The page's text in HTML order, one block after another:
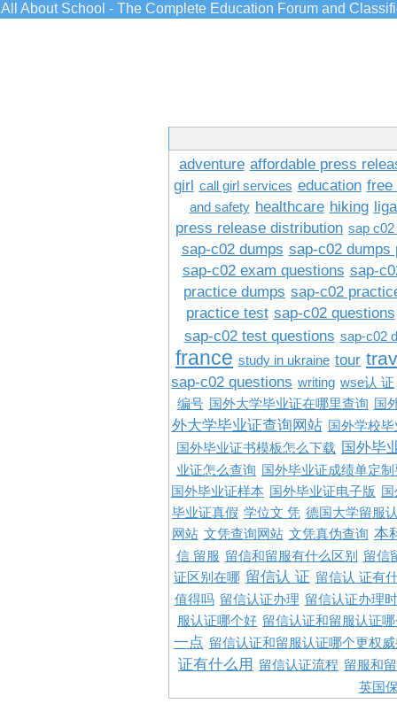
All About School - The Complete Education Forum and
adventure affordable press
girl call girl services education free
and safety healthcare hiking
press release distribution sap
sap-c02 dumps sap-c02 dumps
sap-c02 exam questions sap-
practice dumps sap-c02
practice test sap-c02 questions
sap-c02 test questions sap-c02
france study in ukraine tour
sap-c02 questions writing wse认 证
编号 国外大学毕业证在哪里查询 国
外大学毕业证查询网站 国外学校
国外毕业证书模板怎么下载 国外毕
业证怎么查询
国外毕业证成绩单定
国外毕业证样本
国外毕业证电子版
毕业证真假 学位文 凭 德国大学留服
网站 文凭查询网站 文凭真伪查询 本
信 留服 留信和留服有什么区别
留信
证区别在哪 留信认 证 留信认 证有
值得吗 留信认证办理 留信认证办理
服认证哪个好 留信认证和留服认证
一点 留信认证和留服认证哪个更权
证有什么用 留信认证流程 留服和
英国